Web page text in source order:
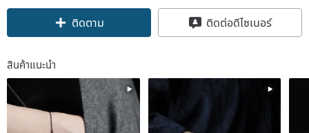
Claim coupon
ติดต่อดีไซเนอร์
สินค้าแนะนำ